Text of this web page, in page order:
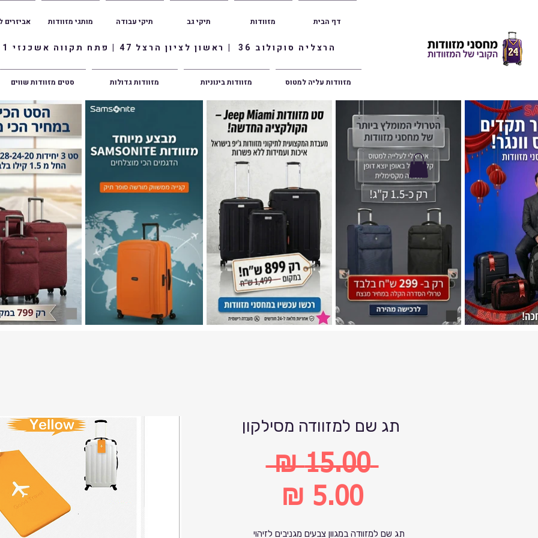
הרצליה סוקולוב 36 | ראשון לציון הרצל 47 | פתח תקווה אשכנזי 1
אביזרים מותגי מזוודות תיקי עבודה תיקי גב מזוודות דף הבית
סטים מזוודות שווים מזוודות גדולות מזוודות בינוניות מזוודות עליה למטוס
תג שם למזוודה מסילקון
‏15.00 ‏₪
מחיר
רגיל
‏5.00 ‏₪
מחיר
תג שם למזוודה במגוון צבעים מגניבים לזיהוי